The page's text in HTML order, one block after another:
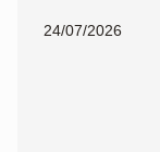
24/07/2026